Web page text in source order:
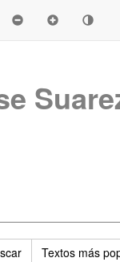
Textos más